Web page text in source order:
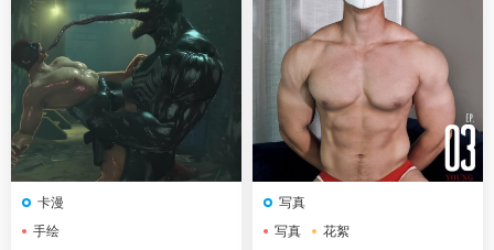
卡漫
手绘
写真
写真
花絮